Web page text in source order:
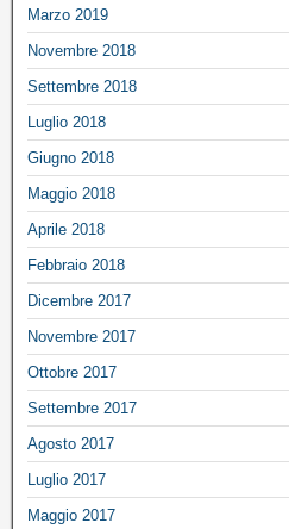
Marzo 2019
Novembre 2018
Settembre 2018
Luglio 2018
Giugno 2018
Maggio 2018
Aprile 2018
Febbraio 2018
Dicembre 2017
Novembre 2017
Ottobre 2017
Settembre 2017
Agosto 2017
Luglio 2017
Maggio 2017